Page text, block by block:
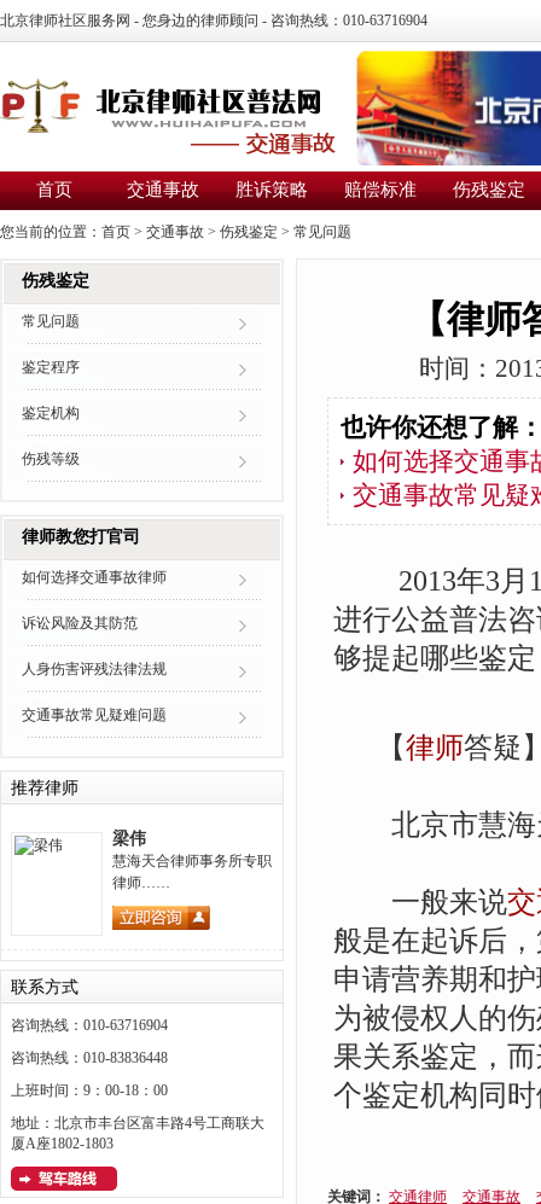
北京律师社区服务网 - 您身边的律师顾问 - 咨询热线：010-63716904
首页 交通事故 胜诉策略 赔偿标准 伤残鉴定
您当前的位置： 首页 > 交通事故 > 伤残鉴定 > 常见问题
【律
时间：
也许你还想了解
如何选择交通事
交通事故常见疑
2013年3月
进行公益普法
够提起哪些鉴
【律师答疑
北京市慧海
一般来说
般是在起诉后
申请营养期和
为被侵权人的
果关系鉴定，
个鉴定机构同
关键词： 交通律师 交通事故
伤残鉴定
常见问题
鉴定程序
鉴定机构
伤残等级
律师教您打官司
如何选择交通事故律师
诉讼风险及其防范
人身伤害评残法律法规
交通事故常见疑难问题
推荐律师
梁伟
慧海天合律师事务所专职
律师……
联系方式
咨询热线：010-63716904
咨询热线：010-83836448
上班时间：9：00-18：00
地址：北京市丰台区富丰路4号工商联大
厦A座1802-1803